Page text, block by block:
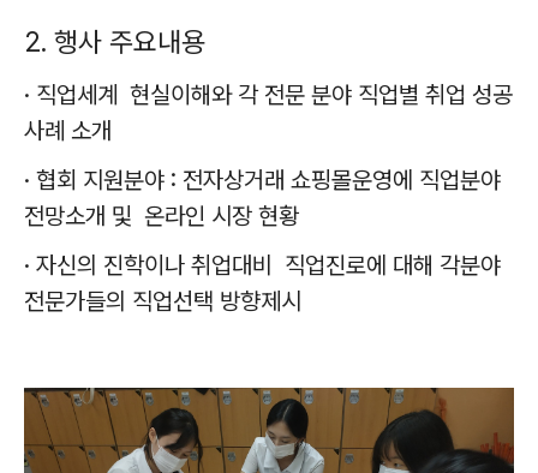
2. 행사 주요내용
· 직업세계 현실이해와 각 전문 분야 직업별 취업 성공
사례 소개
· 협회 지원분야 : 전자상거래 쇼핑몰운영에 직업분야
전망소개 및 온라인 시장 현황
· 자신의 진학이나 취업대비 직업진로에 대해 각분야
전문가들의 직업선택 방향제시